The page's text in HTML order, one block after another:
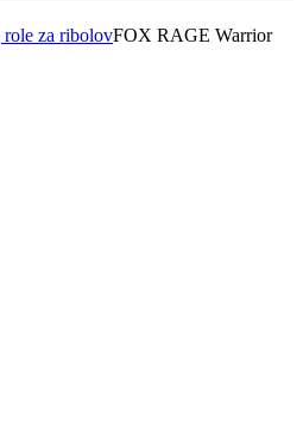
role za ribolovFOX RAGE Warrior